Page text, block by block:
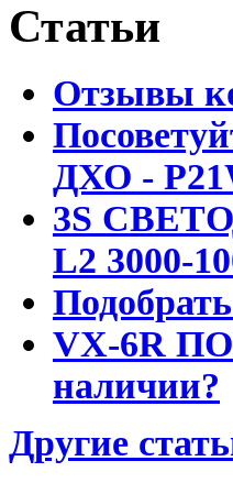
Статьи
Отзывы
ДХО -
3S
L2 3000-
VX-6R
наличии?
Другие